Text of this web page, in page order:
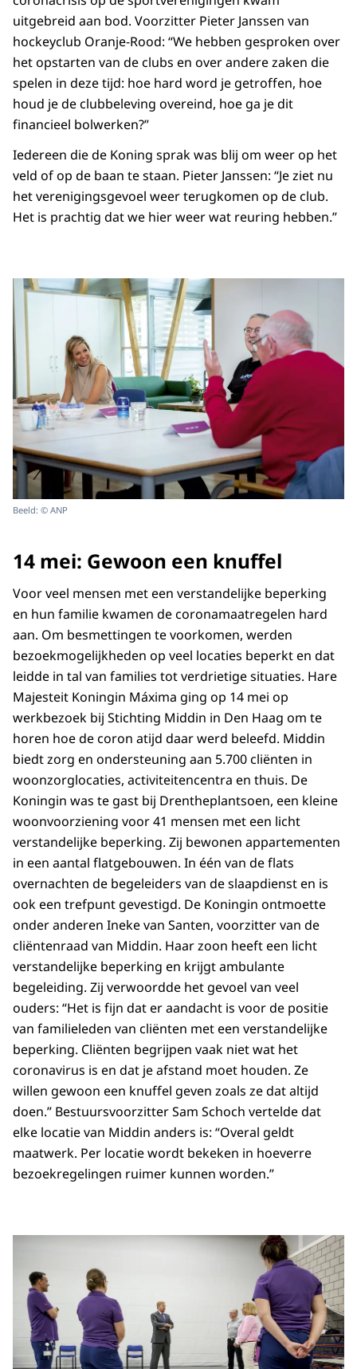
uitgebreid aan bod. Voorzitter Pieter Janssen van
hockeyclub Oranje-Rood: “We hebben gesproken over
het opstarten van de clubs en over andere zaken die
spelen in deze tijd: hoe hard word je getroffen, hoe
houd je de clubbeleving overeind, hoe ga je dit
financieel bolwerken?”
Iedereen die de Koning sprak was blij om weer op het
veld of op de baan te staan. Pieter Janssen: “Je ziet nu
het verenigingsgevoel weer terugkomen op de club.
Het is prachtig dat we hier weer wat reuring hebben.”
Beeld: © ANP
14 mei: Gewoon een knuffel
Voor veel mensen met een verstandelijke beperking
en hun familie kwamen de coronamaatregelen hard
aan. Om besmettingen te voorkomen, werden
bezoekmogelijkheden op veel locaties beperkt en dat
leidde in tal van families tot verdrietige situaties. Hare
Majesteit Koningin Máxima ging op 14 mei op
werkbezoek bij Stichting Middin in Den Haag om te
horen hoe de coron atijd daar werd beleefd. Middin
biedt zorg en ondersteuning aan 5.700 cliënten in
woonzorglocaties, activiteitencentra en thuis. De
Koningin was te gast bij Drentheplantsoen, een kleine
woonvoorziening voor 41 mensen met een licht
verstandelijke beperking. Zij bewonen appartementen
in een aantal flatgebouwen. In één van de flats
overnachten de begeleiders van de slaapdienst en is
ook een trefpunt gevestigd. De Koningin ontmoette
onder anderen Ineke van Santen, voorzitter van de
cliëntenraad van Middin. Haar zoon heeft een licht
verstandelijke beperking en krijgt ambulante
begeleiding. Zij verwoordde het gevoel van veel
ouders: “Het is fijn dat er aandacht is voor de positie
van familieleden van cliënten met een verstandelijke
beperking. Cliënten begrijpen vaak niet wat het
coronavirus is en dat je afstand moet houden. Ze
willen gewoon een knuffel geven zoals ze dat altijd
doen.” Bestuursvoorzitter Sam Schoch vertelde dat
elke locatie van Middin anders is: “Overal geldt
maatwerk. Per locatie wordt bekeken in hoeverre
bezoekregelingen ruimer kunnen worden.”